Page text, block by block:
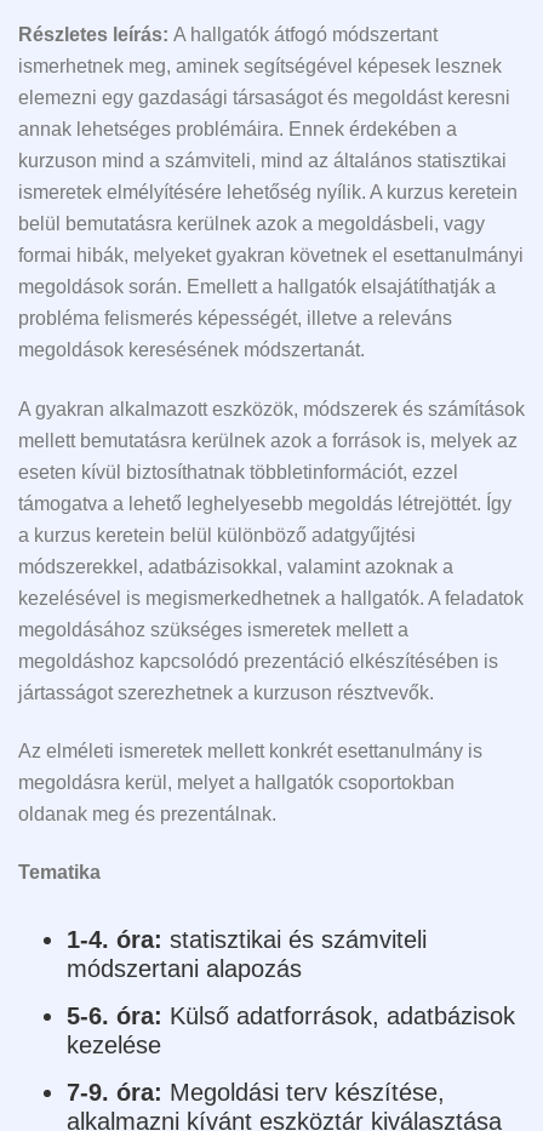
Részletes leírás: A hallgatók átfogó módszertant
ismerhetnek meg, aminek segítségével képesek lesznek
elemezni egy gazdasági társaságot és megoldást keresni
annak lehetséges problémáira. Ennek érdekében a
kurzuson mind a számviteli, mind az általános statisztikai
ismeretek elmélyítésére lehetőség nyílik. A kurzus keretein
belül bemutatásra kerülnek azok a megoldásbeli, vagy
formai hibák, melyeket gyakran követnek el esettanulmányi
megoldások során. Emellett a hallgatók elsajátíthatják a
probléma felismerés képességét, illetve a releváns
megoldások keresésének módszertanát.
A gyakran alkalmazott eszközök, módszerek és számítások
mellett bemutatásra kerülnek azok a források is, melyek az
eseten kívül biztosíthatnak többletinformációt, ezzel
támogatva a lehető leghelyesebb megoldás létrejöttét. Így
a kurzus keretein belül különböző adatgyűjtési
módszerekkel, adatbázisokkal, valamint azoknak a
kezelésével is megismerkedhetnek a hallgatók. A feladatok
megoldásához szükséges ismeretek mellett a
megoldáshoz kapcsolódó prezentáció elkészítésében is
jártasságot szerezhetnek a kurzuson résztvevők.
Az elméleti ismeretek mellett konkrét esettanulmány is
megoldásra kerül, melyet a hallgatók csoportokban
oldanak meg és prezentálnak.
Tematika
1-4. óra: statisztikai és számviteli
módszertani alapozás
5-6. óra: Külső adatforrások, adatbázisok
kezelése
7-9. óra: Megoldási terv készítése,
alkalmazni kívánt eszköztár kiválasztása